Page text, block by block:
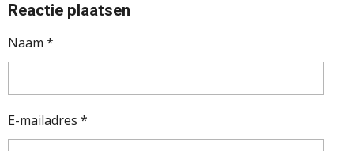
Reactie plaatsen
Naam *
E-mailadres *